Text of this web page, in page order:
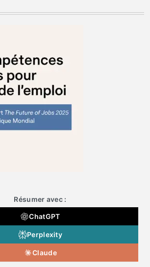
Résumer avec :
ChatGPT
Perplexity
Claude